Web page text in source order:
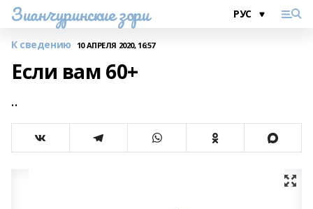
Зианчуринские зори
К сведению 10 АПРЕЛЯ 2020, 16:57
Если вам 60+
..